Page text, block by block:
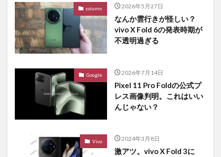
column 2026年5月27日
なんか雲行きが怪しい？
vivo X Fold 6の発表時期が
不透明過ぎる
Google 2026年7月14日
Pixel 11 Pro Foldの公式プ
レス画像判明。これはいい
んじゃない？
Vivo 2024年3月8日
激アツ。vivo X Fold 3に